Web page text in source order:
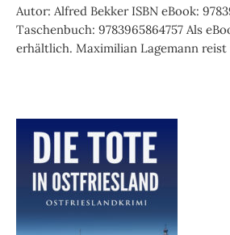
Autor: Alfred Bekker ISBN eBook:
Taschenbuch: 9783965864757 Als
erhältlich. Maximilian Lagemann reist